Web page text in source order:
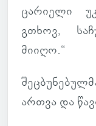
ცა­რი­ელი
გთხოვ,
მიიღო.“
არ­თვა და